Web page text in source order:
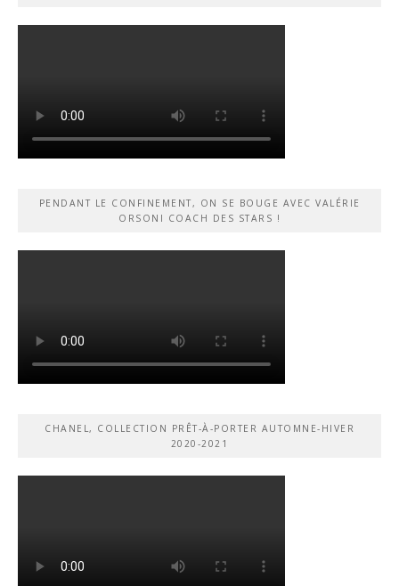
PENDANT LE CONFINEMENT, ON SE BOUGE AVEC VALÉRIE
ORSONI COACH DES STARS !
CHANEL, COLLECTION PRÊT-À-PORTER AUTOMNE-HIVER
2020-2021